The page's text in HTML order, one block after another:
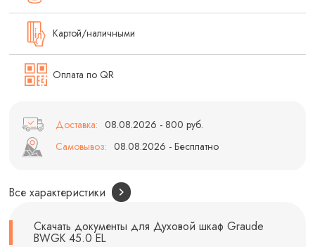
Картой/наличными
Оплата по QR
Доставка: 08.08.2026 - 800 руб.
Самовывоз: 08.08.2026 - Бесплатно
Все характеристики
Скачать документы для Духовой шкаф Graude
BWGK 45.0 EL